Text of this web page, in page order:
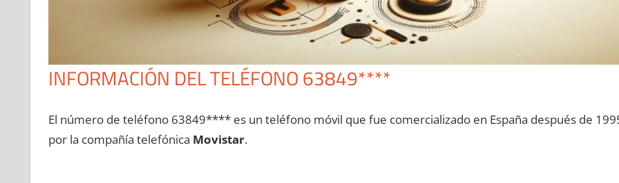
INFORMACIÓN DEL TELÉFONO 63849****
El número dе teléfono 63849**** es un teléfono móvil quе fue comercializado en España después dе
pοr la compañía telefónica Movistar.